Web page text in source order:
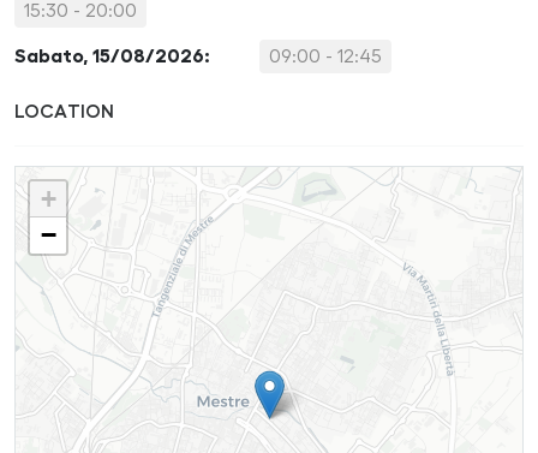
15:30 - 20:00
Sabato, 15/08/2026: 09:00 - 12:45
LOCATION
+
−